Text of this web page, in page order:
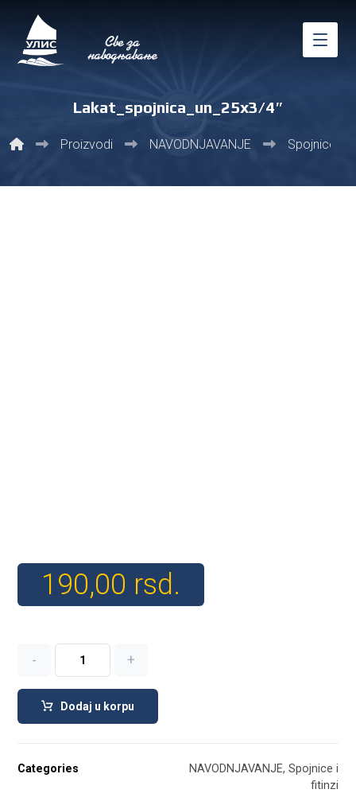
Lakat_spojnica_un_25x3/4″
Proizvodi NAVODNJAVANJE Spojnice i
190,00 rsd.
- +
Dodaj u korpu
Categories NAVODNJAVANJE, Spojnice i
fitinzi